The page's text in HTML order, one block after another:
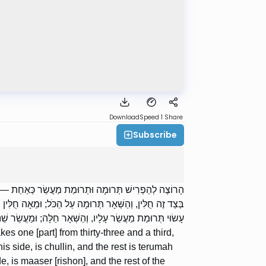
DownloadSpeed 1 Share
Subscribe
הָרוֹצֶה לְהַפְרִישׁ תְּרוּמָה וּתְרוּמַת מַעֲשֵׂר כְּאַחַת
בְּצַד זֶה חֻלִּין, וְהַשְּׁאָר תְּרוּמָה עַל הַכֹּל; וּמֵאָה
עָשׂוּי תְּרוּמַת מַעֲשֵׂר עָלָיו, וְהַשְּׁאָר חַלָּה; וּמַעֲשֵׂר
one [part] from thirty-three and a third,
side, is chullin, and the rest is terumah
is maaser [rishon], and the rest of the